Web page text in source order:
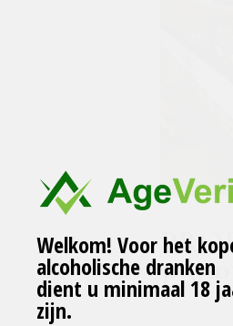
EN
Welkom! Voor het
alcoholische dranken
dient u minimaal 18
zijn.